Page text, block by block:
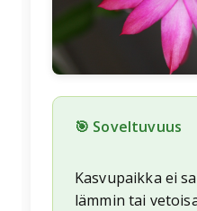
🎯 Soveltuvuus
Kasvupaikka ei
lämmin tai